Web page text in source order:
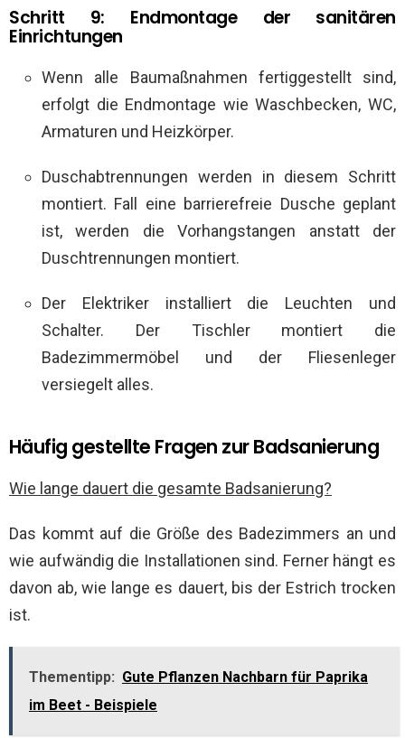
Schritt 9: Endmontage der sanitären
Einrichtungen
Wenn alle Baumaßnahmen fertiggestellt sind,
erfolgt die Endmontage wie Waschbecken, WC,
Armaturen und Heizkörper.
Duschabtrennungen werden in diesem Schritt
montiert. Fall eine barrierefreie Dusche geplant
ist, werden die Vorhangstangen anstatt der
Duschtrennungen montiert.
Der Elektriker installiert die Leuchten und
Schalter. Der Tischler montiert die
Badezimmermöbel und der Fliesenleger
versiegelt alles.
Häufig gestellte Fragen zur Badsanierung
Wie lange dauert die gesamte Badsanierung?
Das kommt auf die Größe des Badezimmers an und
wie aufwändig die Installationen sind. Ferner hängt es
davon ab, wie lange es dauert, bis der Estrich trocken
ist.
Thementipp: Gute Pflanzen Nachbarn für Paprika
im Beet - Beispiele